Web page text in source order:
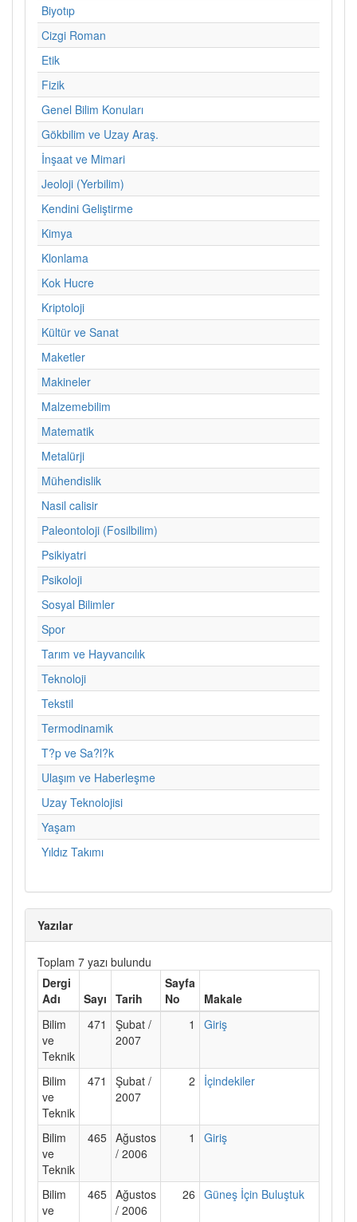
Biyotıp
Cizgi Roman
Etik
Fizik
Genel Bilim Konuları
Gökbilim ve Uzay Araş.
İnşaat ve Mimari
Jeoloji (Yerbilim)
Kendini Geliştirme
Kimya
Klonlama
Kok Hucre
Kriptoloji
Kültür ve Sanat
Maketler
Makineler
Malzemebilim
Matematik
Metalürji
Mühendislik
Nasil calisir
Paleontoloji (Fosilbilim)
Psikiyatri
Psikoloji
Sosyal Bilimler
Spor
Tarım ve Hayvancılık
Teknoloji
Tekstil
Termodinamik
T?p ve Sa?l?k
Ulaşım ve Haberleşme
Uzay Teknolojisi
Yaşam
Yıldız Takımı
Yazılar
Toplam 7 yazı bulundu
Dergi
Adı
Sayı Tarih
Sayfa
No
Makale
Bilim
ve
Teknik
471
Şubat /
2007
1 Giriş
Bilim
ve
Teknik
471
Şubat /
2007
2 İçindekiler
Bilim
ve
Teknik
465 Ağustos
/ 2006
1 Giriş
Bilim
ve
465 Ağustos
/ 2006
26 Güneş İçin Buluştuk